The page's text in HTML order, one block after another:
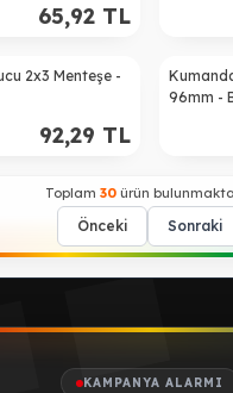
65,92 TL
2x3 Menteşe -
92,29 TL
96mm -
Toplam 30 ürün
Önceki Sonraki
KAMPANYA ALARMI